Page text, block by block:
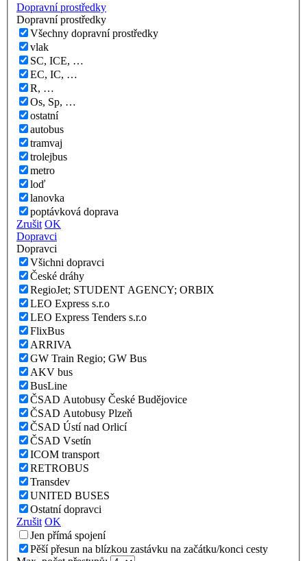
Dopravní prostředky
Dopravní prostředky
Všechny dopravní prostředky
vlak
SC, ICE, …
EC, IC, …
R, …
Os, Sp, …
ostatní
autobus
tramvaj
trolejbus
metro
loď
lanovka
poptávková doprava
Zrušit OK
Dopravci
Dopravci
Všichni dopravci
České dráhy
RegioJet; STUDENT AGENCY; ORBIX
LEO Express s.r.o
LEO Express Tenders s.r.o
FlixBus
ARRIVA
GW Train Regio; GW Bus
AKV bus
BusLine
ČSAD Autobusy České Budějovice
ČSAD Autobusy Plzeň
ČSAD Ústí nad Orlicí
ČSAD Vsetín
ICOM transport
RETROBUS
Transdev
UNITED BUSES
Ostatní dopravci
Zrušit OK
Jen přímá spojení
Pěší přesun na blízkou zastávku na začátku/konci cesty